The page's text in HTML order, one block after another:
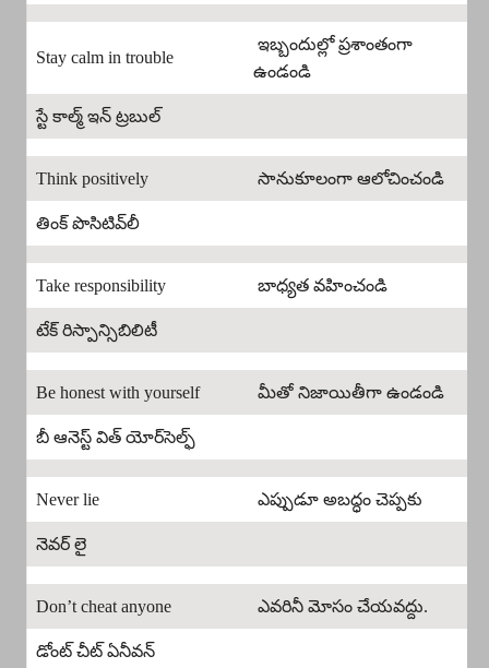
Stay calm in trouble
ఇబ్బందుల్లో ప్రశాంతంగా
ఉండండి
స్టే కాల్మ్ ఇన్ ట్రబుల్
Think positively సానుకూలంగా ఆలోచించండి
తింక్ పొసిటివ్‌లీ
Take responsibility బాధ్యత వహించండి
టేక్ రిస్పాన్సిబిలిటీ
Be honest with yourself మీతో నిజాయితీగా ఉండండి
బీ ఆనెస్ట్ విత్ యోర్‌సెల్ఫ్
Never lie ఎప్పుడూ అబద్ధం చెప్పకు
నెవర్ లై
Don’t cheat anyone ఎవరినీ మోసం చేయవద్దు.
డోంట్ చీట్ ఏనీవన్